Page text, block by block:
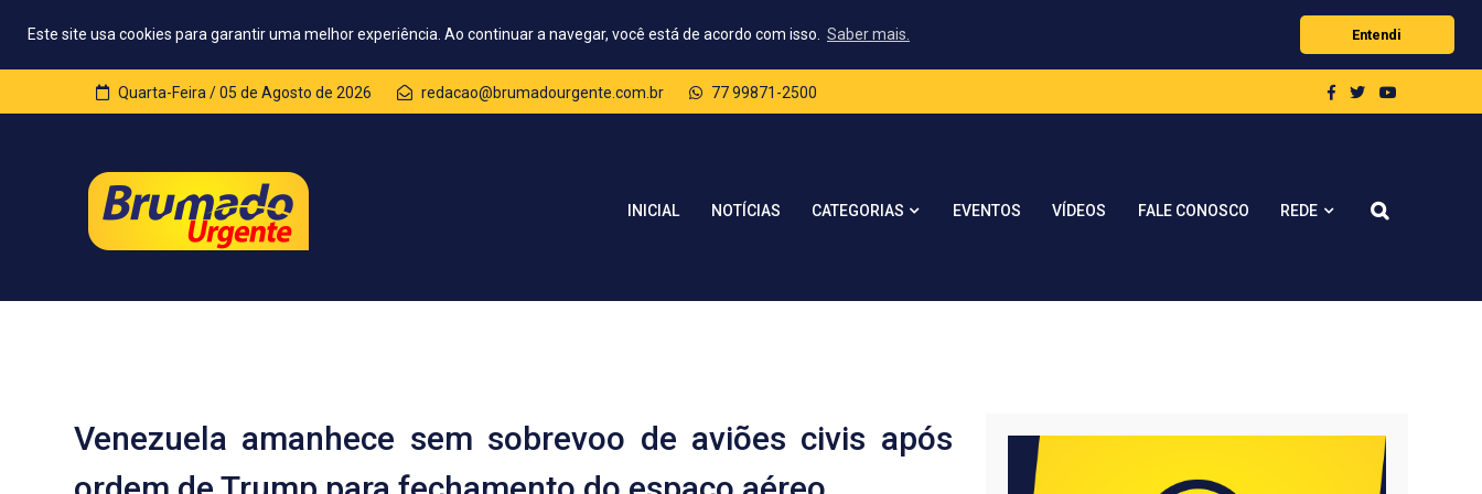
Este site usa cookies para garantir uma melhor experiência. Ao continuar a navegar, você está de acordo com isso. Saber mais. Entendi
Quarta-Feira / 05 de Agosto de 2026 redacao@brumadourgente.com.br 77 99871-2500
INICIAL NOTÍCIAS CATEGORIAS EVENTOS VÍDEOS FALE CONOSCO REDE
Venezuela amanhece sem sobrevoo de aviões civis após